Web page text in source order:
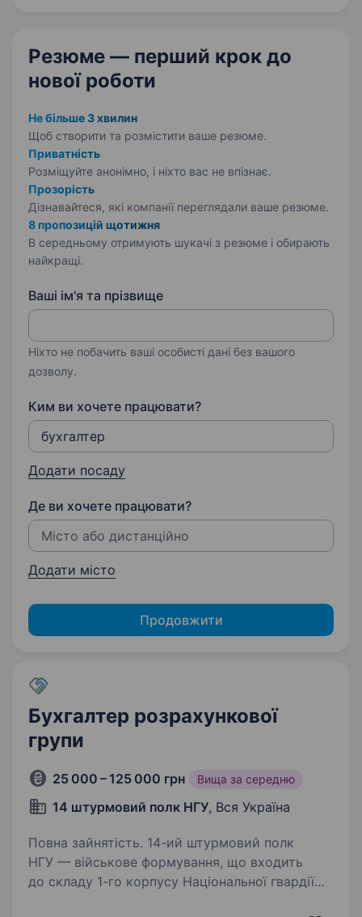
Резюме — перший крок до
нової роботи
Не більше 3 хвилин
Щоб створити та розмістити ваше резюме.
Приватність
Розміщуйте анонімно, і ніхто вас не впізнає.
Прозорість
Дізнавайтеся, які компанії переглядали ваше резюме.
8 пропозицій щотижня
В середньому отримують шукачі з резюме і обирають
найкращі.
Ваші ім'я та прізвище
Ніхто не побачить ваші особисті дані без вашого
дозволу.
Ким ви хочете працювати?
Додати посаду
Де ви хочете працювати?
Додати місто
Продовжити
Бухгалтер розрахункової
групи
25 000 – 125 000 грн Вища за середню
14 штурмовий полк НГУ, Вся Україна
Повна зайнятість. 14-ий штурмовий полк
НГУ — військове формування, що входить
до складу 1-го корпусу Національної гвардії